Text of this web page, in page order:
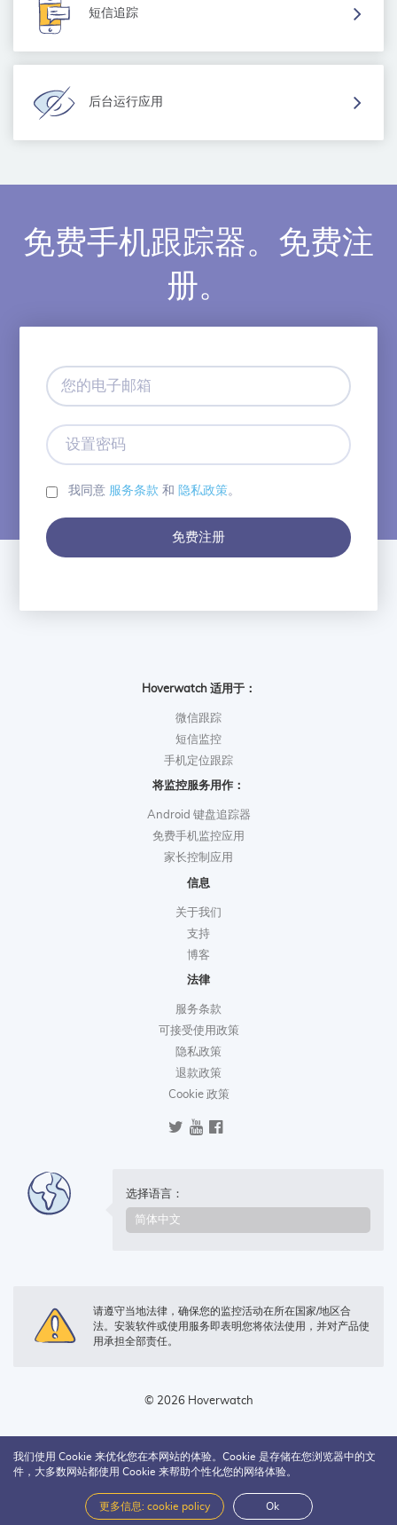
短信追踪
后台运行应用
免费手机跟踪器。免费注
册。
子
箱
码
我同意 服务条款 和 隐私政策。
免费注册
Hoverwatch 适用于：
微信跟踪
短信监控
手机定位跟踪
将监控服务用作：
Android 键盘追踪器
免费手机监控应用
家长控制应用
信息
关于我们
支持
博客
法律
服务条款
可接受使用政策
隐私政策
退款政策
Cookie 政策
选择语言：
请遵守当地法律，确保您的监控活动在所在国家/地区合
法。安装软件或使用服务即表明您将依法使用，并对产品使
用承担全部责任。
© 2026 Hoverwatch
我们使用 Cookie 来优化您在本网站的体验。Cookie 是存储在您浏览器中的文
件，大多数网站都使用 Cookie 来帮助个性化您的网络体验。
更多信息: cookie policy Ok